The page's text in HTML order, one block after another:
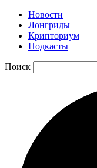
Новости
Лонгриды
Крипториум
Подкасты
Поиск